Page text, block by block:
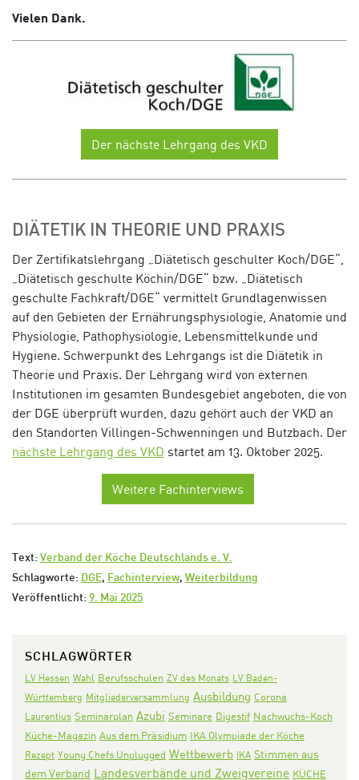
Vielen Dank.
Der nächste Lehrgang des VKD
DIÄTETIK IN THEORIE UND PRAXIS
Der Zertifikatslehrgang „Diätetisch geschulter Koch/DGE“,
„Diätetisch geschulte Köchin/DGE“ bzw. „Diätetisch
geschulte Fachkraft/DGE“ vermittelt Grundlagenwissen
auf den Gebieten der Ernährungsphysiologie, Anatomie und
Physiologie, Pathophysiologie, Lebensmittelkunde und
Hygiene. Schwerpunkt des Lehrgangs ist die Diätetik in
Theorie und Praxis. Der Lehrgang wird von externen
Institutionen im gesamten Bundesgebiet angeboten, die von
der DGE überprüft wurden, dazu gehört auch der VKD an
den Standorten Villingen-Schwenningen und Butzbach. Der
nächste Lehrgang des VKD startet am 13. Oktober 2025.
Weitere Fachinterviews
Text: Verband der Köche Deutschlands e. V.
Schlagworte: DGE, Fachinterview, Weiterbildung
Veröffentlicht: 9. Mai 2025
SCHLAGWÖRTER
LV Hessen Wahl Berufsschulen ZV des Monats LV Baden-
Württemberg Mitgliederversammlung Ausbildung Corona
Laurentius Seminarplan Azubi Seminare Digestif Nachwuchs-Koch
Küche-Magazin Aus dem Präsidium IKA Olympiade der Köche
Rezept Young Chefs Unplugged Wettbewerb IKA Stimmen aus
dem Verband Landesverbände und Zweigvereine KÜCHE